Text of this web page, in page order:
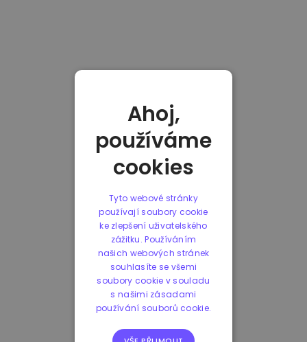
Ahoj,
používáme
cookies
Tyto webové stránky
používají soubory cookie
ke zlepšení uživatelského
zážitku. Používáním
našich webových stránek
souhlasíte se všemi
soubory cookie v souladu
s našimi zásadami
používání souborů cookie.